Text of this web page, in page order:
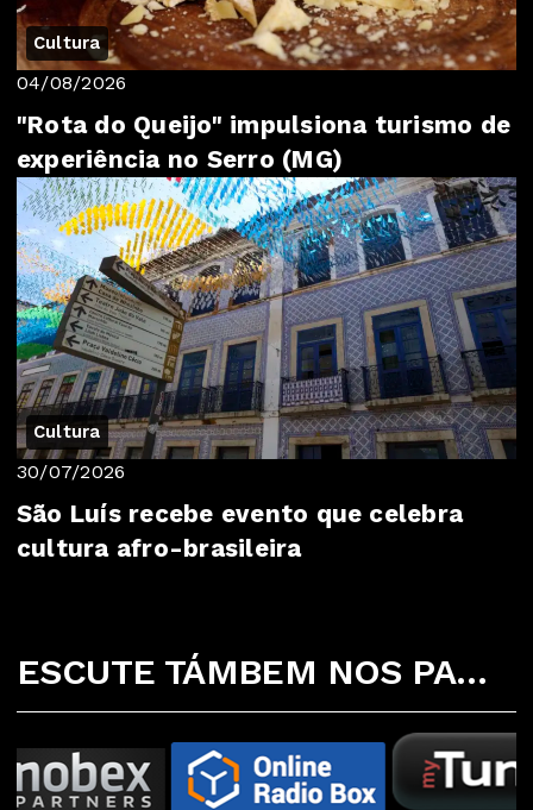
Cultura
04/08/2026
"Rota do Queijo" impulsiona turismo de
experiência no Serro (MG)
Cultura
30/07/2026
São Luís recebe evento que celebra
cultura afro-brasileira
ESCUTE TÁMBEM NOS PARCEIROS ABAIXO